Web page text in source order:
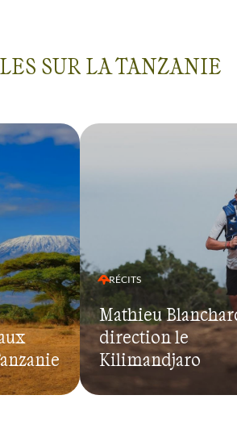
SUR LA TANZANIE
RÉCITS
Mathieu
direction le
Kilimandjaro